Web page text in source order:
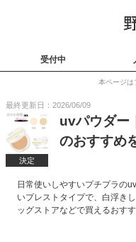
受付中
本ページは
最終更新日：2026/06/09
決定
uvパウダー
のおすすめ
日常使いしやすいプチプラの
いプレストタイプで、白浮き
ッグストアなどで買えるおす